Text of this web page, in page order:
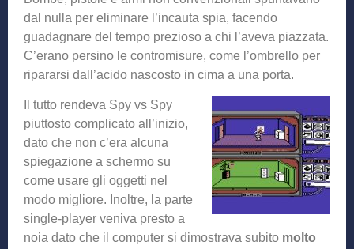
dal nulla per eliminare l’incauta spia, facendo
guadagnare del tempo prezioso a chi l’aveva piazzata.
C’erano persino le contromisure, come l’ombrello per
ripararsi dall’acido nascosto in cima a una porta.
Il tutto rendeva Spy vs Spy
piuttosto complicato all’inizio,
dato che non c’era alcuna
spiegazione a schermo su
come usare gli oggetti nel
modo migliore. Inoltre, la parte
single-player veniva presto a
noia dato che il computer si dimostrava subito molto